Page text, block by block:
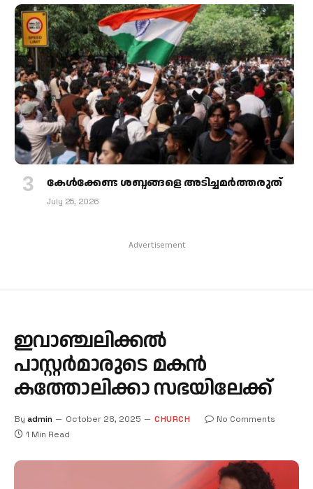
കേള്‍ക്കേണ്ട ശബ്ദങ്ങളെ അടിച്ചമര്‍ത്തരുത്
July 25, 2026
Advertisement
ഇവാഞ്ചലിക്കൽ
പാസ്റ്റർമാരുടെ മകൻ
കത്തോലിക്കാ സഭയിലേക്ക്
By admin October 28, 2025 CHURCH
No Comments
1 Min Read